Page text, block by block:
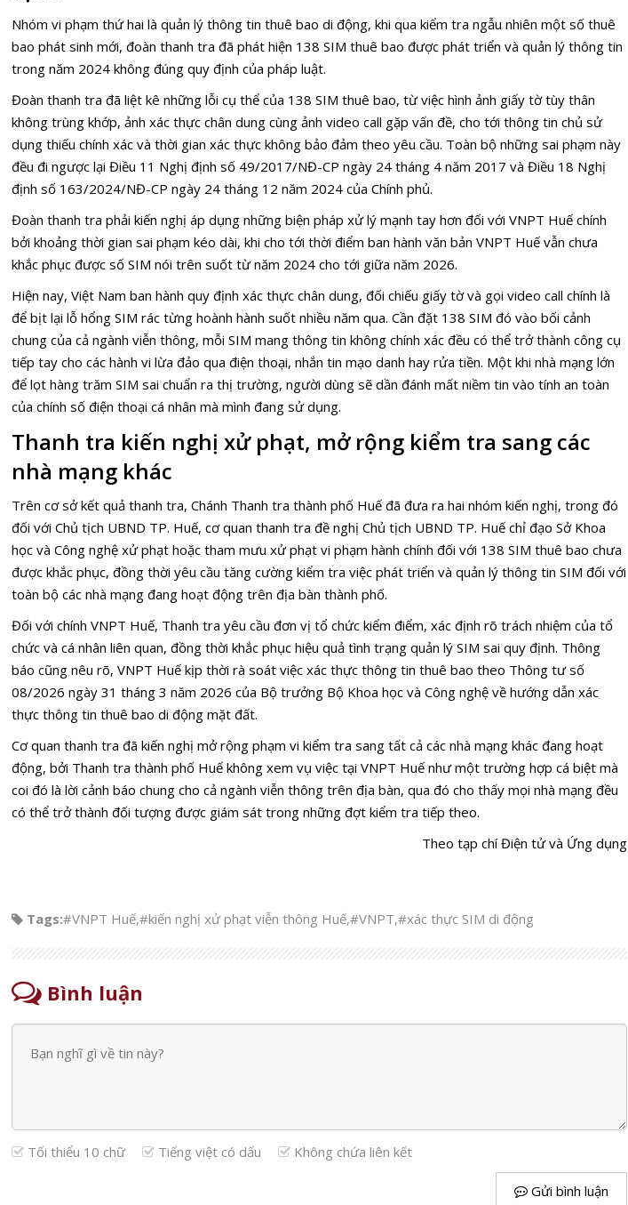
Nhóm vi phạm thứ hai là quản lý thông tin thuê bao di động, khi qua kiểm tra ngẫu nhiên một số thuê
bao phát sinh mới, đoàn thanh tra đã phát hiện 138 SIM thuê bao được phát triển và quản lý thông tin
trong năm 2024 không đúng quy định của pháp luật.
Đoàn thanh tra đã liệt kê những lỗi cụ thể của 138 SIM thuê bao, từ việc hình ảnh giấy tờ tùy thân
không trùng khớp, ảnh xác thực chân dung cùng ảnh video call gặp vấn đề, cho tới thông tin chủ sử
dụng thiếu chính xác và thời gian xác thực không bảo đảm theo yêu cầu. Toàn bộ những sai phạm này
đều đi ngược lại Điều 11 Nghị định số 49/2017/NĐ-CP ngày 24 tháng 4 năm 2017 và Điều 18 Nghị
định số 163/2024/NĐ-CP ngày 24 tháng 12 năm 2024 của Chính phủ.
Đoàn thanh tra phải kiến nghị áp dụng những biện pháp xử lý mạnh tay hơn đối với VNPT Huế chính
bởi khoảng thời gian sai phạm kéo dài, khi cho tới thời điểm ban hành văn bản VNPT Huế vẫn chưa
khắc phục được số SIM nói trên suốt từ năm 2024 cho tới giữa năm 2026.
Hiện nay, Việt Nam ban hành quy định xác thực chân dung, đối chiếu giấy tờ và gọi video call chính là
để bịt lại lỗ hổng SIM rác từng hoành hành suốt nhiều năm qua. Cần đặt 138 SIM đó vào bối cảnh
chung của cả ngành viễn thông, mỗi SIM mang thông tin không chính xác đều có thể trở thành công cụ
tiếp tay cho các hành vi lừa đảo qua điện thoại, nhắn tin mạo danh hay rửa tiền. Một khi nhà mạng lớn
để lọt hàng trăm SIM sai chuẩn ra thị trường, người dùng sẽ dần đánh mất niềm tin vào tính an toàn
của chính số điện thoại cá nhân mà mình đang sử dụng.
Thanh tra kiến nghị xử phạt, mở rộng kiểm tra sang các
nhà mạng khác
Trên cơ sở kết quả thanh tra, Chánh Thanh tra thành phố Huế đã đưa ra hai nhóm kiến nghị, trong đó
đối với Chủ tịch UBND TP. Huế, cơ quan thanh tra đề nghị Chủ tịch UBND TP. Huế chỉ đạo Sở Khoa
học và Công nghệ xử phạt hoặc tham mưu xử phạt vi phạm hành chính đối với 138 SIM thuê bao chưa
được khắc phục, đồng thời yêu cầu tăng cường kiểm tra việc phát triển và quản lý thông tin SIM đối với
toàn bộ các nhà mạng đang hoạt động trên địa bàn thành phố.
Đối với chính VNPT Huế, Thanh tra yêu cầu đơn vị tổ chức kiểm điểm, xác định rõ trách nhiệm của tổ
chức và cá nhân liên quan, đồng thời khắc phục hiệu quả tình trạng quản lý SIM sai quy định. Thông
báo cũng nêu rõ, VNPT Huế kịp thời rà soát việc xác thực thông tin thuê bao theo Thông tư số
08/2026 ngày 31 tháng 3 năm 2026 của Bộ trưởng Bộ Khoa học và Công nghệ về hướng dẫn xác
thực thông tin thuê bao di động mặt đất.
Cơ quan thanh tra đã kiến nghị mở rộng phạm vi kiểm tra sang tất cả các nhà mạng khác đang hoạt
động, bởi Thanh tra thành phố Huế không xem vụ việc tại VNPT Huế như một trường hợp cá biệt mà
coi đó là lời cảnh báo chung cho cả ngành viễn thông trên địa bàn, qua đó cho thấy mọi nhà mạng đều
có thể trở thành đối tượng được giám sát trong những đợt kiểm tra tiếp theo.
Theo tạp chí Điện tử và Ứng dụng
Tags:#VNPT Huế,#kiến nghị xử phạt viễn thông Huế,#VNPT,#xác thực SIM di động
Bình luận
Tối thiểu 10 chữ Tiếng việt có dấu Không chứa liên kết
Gửi bình luận